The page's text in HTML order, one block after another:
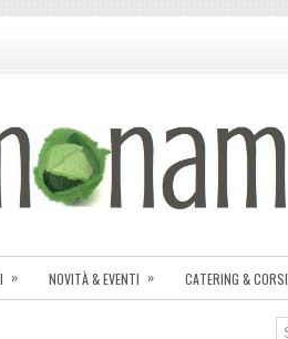
» NOVITÀ & EVENTI » CATERING & CORSI